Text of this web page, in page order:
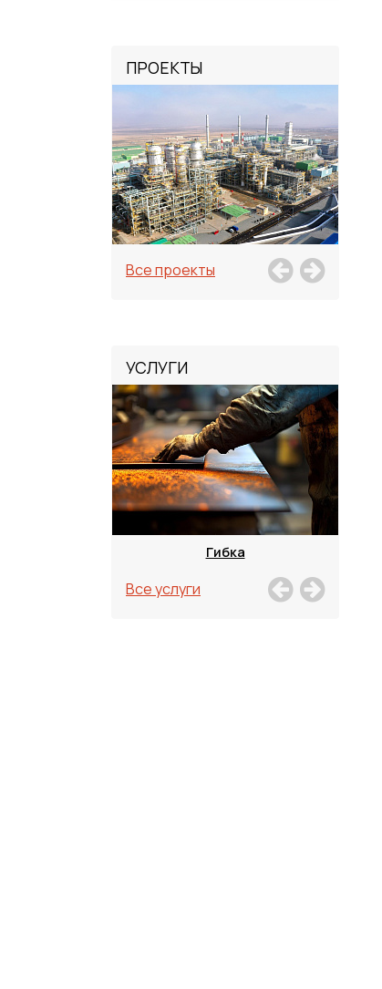
ПРОЕКТЫ
Все проекты
УСЛУГИ
Гибка
Все услуги